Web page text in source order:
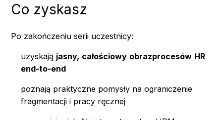
Co zyskasz
Po zakończeniu serii uczestnicy:
uzyskają jasny, całościowy obrazprocesów HR
end-to-end
poznają praktyczne pomysły na ograniczenie
fragmentacji i pracy ręcznej